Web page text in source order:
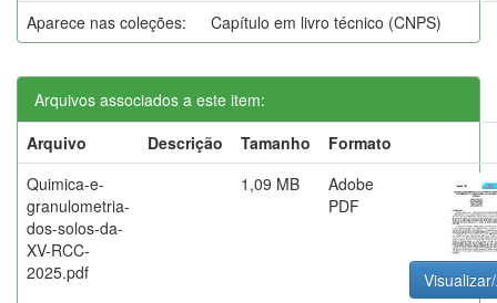
Aparece nas coleções:
Capítulo em livro técnico (CNPS)
Arquivos associados a este item:
Arquivo
Descrição Tamanho
Formato
Quimica-e-
granulometria-
dos-solos-da-
XV-RCC-
2025.pdf
1,09 MB
Adobe
PDF